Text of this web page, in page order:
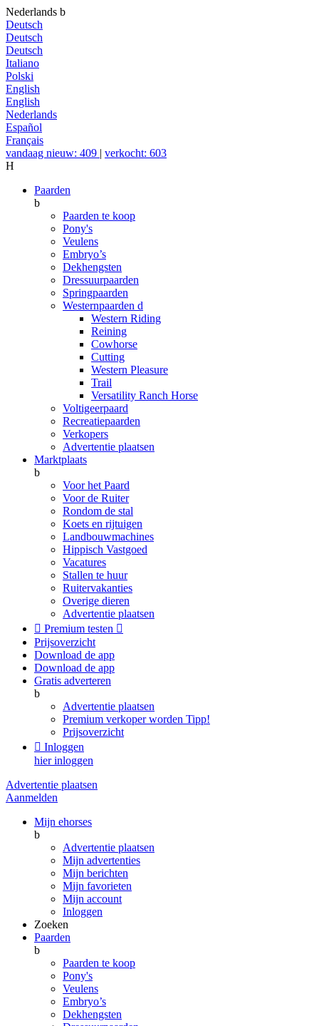
Nederlands b
Deutsch
Deutsch
Deutsch
Italiano
Polski
English
English
Nederlands
Español
Français
vandaag nieuw: 409 | verkocht: 603
H
Paarden
b
Paarden te koop
Pony's
Veulens
Embryo’s
Dekhengsten
Dressuurpaarden
Springpaarden
Westernpaarden d
Western Riding
Reining
Cowhorse
Cutting
Western Pleasure
Trail
Versatility Ranch Horse
Voltigeerpaard
Recreatiepaarden
Verkopers
Advertentie plaatsen
Marktplaats
b
Voor het Paard
Voor de Ruiter
Rondom de stal
Koets en rijtuigen
Landbouwmachines
Hippisch Vastgoed
Vacatures
Stallen te huur
Ruitervakanties
Overige dieren
Advertentie plaatsen
 Premium testen 
Prijsoverzicht
Download de app
Download de app
Gratis adverteren
b
Advertentie plaatsen
Premium verkoper worden Tipp!
Prijsoverzicht
 Inloggen
hier inloggen
Advertentie plaatsen
Aanmelden
Mijn ehorses
b
Advertentie plaatsen
Mijn advertenties
Mijn berichten
Mijn favorieten
Mijn account
Inloggen
Zoeken
Paarden
b
Paarden te koop
Pony's
Veulens
Embryo’s
Dekhengsten